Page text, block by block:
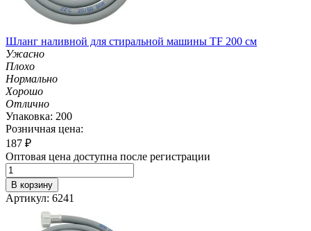
Шланг наливной для стиральной машины TF 200 см
Ужасно
Плохо
Нормально
Хорошо
Отлично
Упаковка: 200
Розничная цена:
187 ₽
Оптовая цена доступна после регистрации
В корзину
Артикул: 6241